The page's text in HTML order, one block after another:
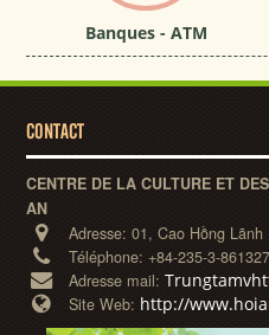
Banques - ATM
CONTACT
CENTRE DE LA CULTURE ET
AN
Adresse:01, Cao Hồng Lãnh
Téléphone:+84-235-3-861327
Adresse mail:
Site Web: http://